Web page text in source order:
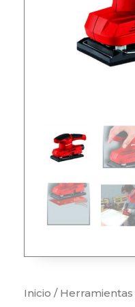
Inicio / Herramientas